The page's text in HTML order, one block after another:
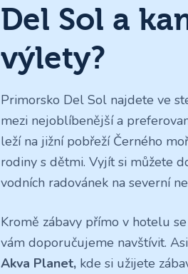
Del Sol a
výlety?
Primorsko Del Sol najdete ve
mezi nejoblíbenější a
leží na jižní pobřeží Černého
rodiny s dětmi. Vyjít si můžete
vodních radovánek na severní
Kromě zábavy přímo v hotelu
vám doporučujeme navštívit.
Akva Planet, kde si užijete